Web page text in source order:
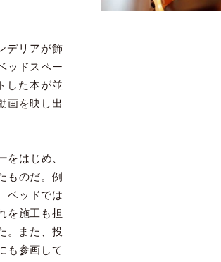
デリアが飾
ッドスペー
した本が並
画を映し出
をはじめ、
ものだ。例
ベッドでは
を施工も担
。また、投
も参画して